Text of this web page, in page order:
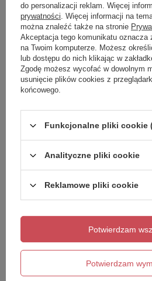
Napisz
Twoja
Treść twojej opinii
Dodaj własne zdjęcie produktu:
do personalizacji reklam. Więcej
prywatności . Więcej informacji na
można znaleźć także na stronie
Akceptacja tego komunikatu oznacza
na Twoim komputerze. Możesz
lub dostępu do nich klikając w
Zgodę możesz wycofać w dowolnym
usunięcie plików cookies z
końcowego.
Funkcjonalne pliki cookie
Analityczne pliki cookie
Reklamowe pliki cookie
Potwierdzam
Potwierdzam